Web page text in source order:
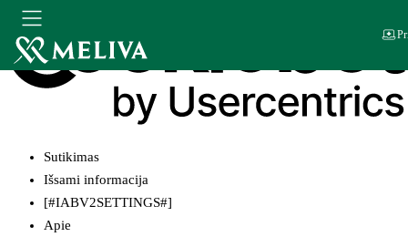
Sutikimas
Išsami informacija
[#IABV2SETTINGS#]
Apie